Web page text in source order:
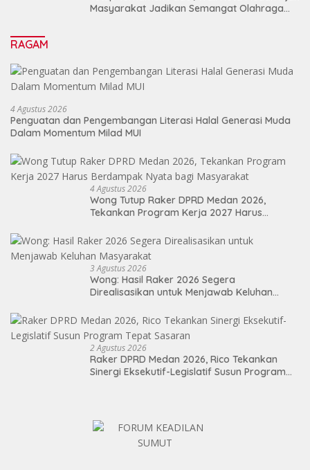
Masyarakat Jadikan Semangat Olahraga
RAGAM
4 Agustus 2026
Penguatan dan Pengembangan Literasi Halal Generasi Muda
Dalam Momentum Milad MUI
4 Agustus 2026
Wong Tutup Raker DPRD Medan 2026,
Tekankan Program Kerja 2027 Harus
3 Agustus 2026
Wong: Hasil Raker 2026 Segera
Direalisasikan untuk Menjawab Keluhan
2 Agustus 2026
Raker DPRD Medan 2026, Rico Tekankan
Sinergi Eksekutif-Legislatif Susun Program